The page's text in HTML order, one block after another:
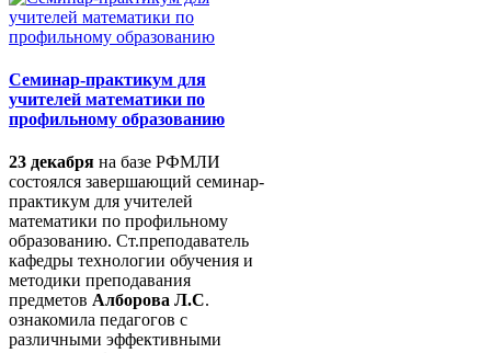
Семинар-практикум для
учителей математики по
профильному образованию
23 декабря на базе РФМЛИ
состоялся завершающий семинар-
практикум для учителей
математики по профильному
образованию. Ст.преподаватель
кафедры технологии обучения и
методики преподавания
предметов Алборова Л.С.
ознакомила педагогов с
различными эффективными